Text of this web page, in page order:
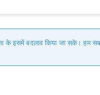
के इसमें बदलाव किया जा सके। हम